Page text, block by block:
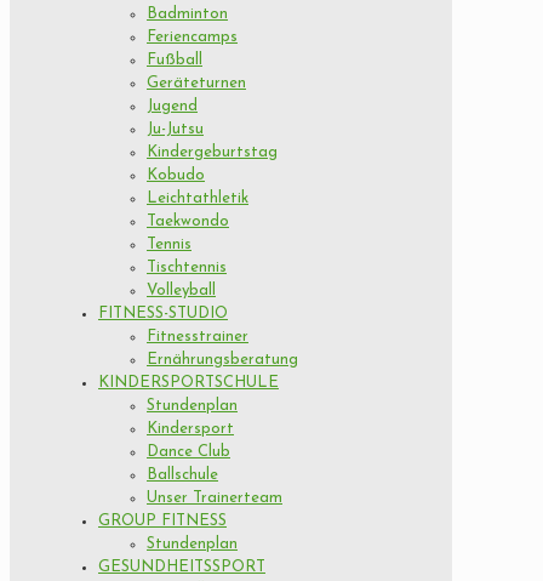
Badminton
Feriencamps
Fußball
Geräteturnen
Jugend
Ju-Jutsu
Kindergeburtstag
Kobudo
Leichtathletik
Taekwondo
Tennis
Tischtennis
Volleyball
FITNESS-STUDIO
Fitnesstrainer
Ernährungsberatung
KINDERSPORTSCHULE
Stundenplan
Kindersport
Dance Club
Ballschule
Unser Trainerteam
GROUP FITNESS
Stundenplan
GESUNDHEITSSPORT